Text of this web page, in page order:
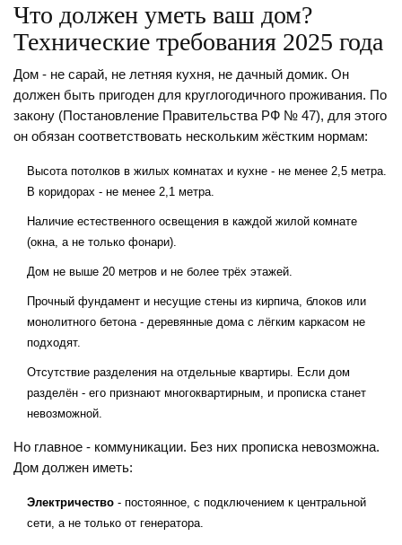
Что должен уметь ваш дом?
Технические требования 2025 года
Дом - не сарай, не летняя кухня, не дачный домик. Он
должен быть пригоден для круглогодичного проживания. По
закону (Постановление Правительства РФ № 47), для этого
он обязан соответствовать нескольким жёстким нормам:
Высота потолков в жилых комнатах и кухне - не менее 2,5 метра.
В коридорах - не менее 2,1 метра.
Наличие естественного освещения в каждой жилой комнате
(окна, а не только фонари).
Дом не выше 20 метров и не более трёх этажей.
Прочный фундамент и несущие стены из кирпича, блоков или
монолитного бетона - деревянные дома с лёгким каркасом не
подходят.
Отсутствие разделения на отдельные квартиры. Если дом
разделён - его признают многоквартирным, и прописка станет
невозможной.
Но главное - коммуникации. Без них прописка невозможна.
Дом должен иметь:
Электричество - постоянное, с подключением к центральной
сети, а не только от генератора.